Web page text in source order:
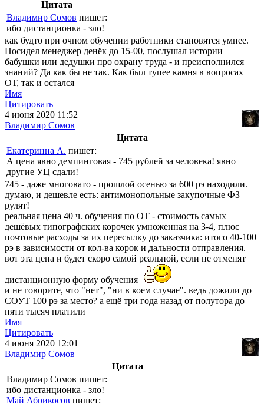
Цитата
Владимир Сомов пишет:
ибо дистанционка - зло!
как будто при очном обучении работники становятся умнее.
Посидел менеджер денёк до 15-00, послушал истории
бабушки или дедушки про охрану труда - и преисполнился
знаний? Да как бы не так. Как был тупее камня в вопросах
ОТ, так и остался
Имя
Цитировать
4 июня 2020 11:52
Владимир Сомов
Цитата
Екатеринна А. пишет:
А цена явно демпинговая - 745 рублей за человека! явно
другие УЦ сдали!
745 - даже многовато - прошлой осенью за 600 рэ находили.
думаю, и дешевле есть: антимонопольные закупочные ФЗ
рулят!
реальная цена 40 ч. обучения по ОТ - стоимость самых
дешёвых типографских корочек умноженная на 3-4, плюс
почтовые расходы за их пересылку до заказчика: итого 40-100
рэ в зависимости от кол-ва корок и дальности отправления.
вот эта цена и будет скоро самой реальной, если не отменят
дистанционную форму обучения
и не говорите, что "нет", "ни в коем случае". ведь дожили до
СОУТ 100 рэ за место? а ещё три года назад от полутора до
пяти тысяч платили
Имя
Цитировать
4 июня 2020 12:01
Владимир Сомов
Цитата
Владимир Сомов пишет:
ибо дистанционка - зло!
Май Абрикосов пишет: